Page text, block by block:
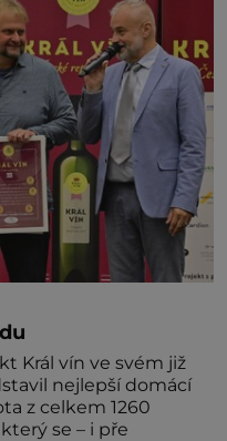
Král vín ve svém již
nejlepší domácí
z celkem 1260
Král vín, který se – i pře